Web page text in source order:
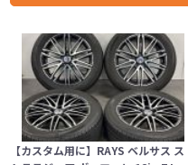
【カスタム用に】RAYS ベルサス ス